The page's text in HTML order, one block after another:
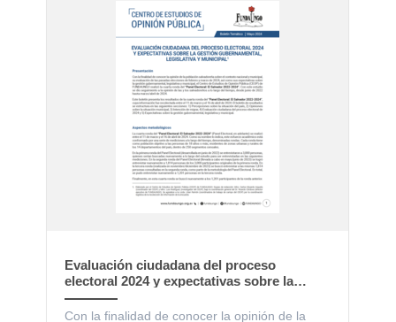
Evaluación ciudadana del proceso
electoral 2024 y expectativas sobre la
gestión gubernamental, legislativa y
municipal
Con la finalidad de conocer la opinión de la